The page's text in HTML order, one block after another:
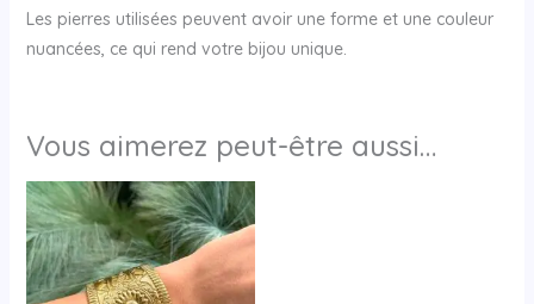
Les pierres utilisées peuvent avoir une forme et une couleur
nuancées, ce qui rend votre bijou unique.
Vous aimerez peut-être aussi…